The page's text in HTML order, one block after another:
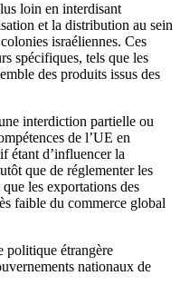
loin en interdisant
et la distribution au sein
israéliennes. Ces
spécifiques, tels que les
des produits issus des
interdiction partielle ou
de l’UE en
étant d’influencer la
que de réglementer les
les exportations des
faible du commerce global
politique étrangère
nationaux de